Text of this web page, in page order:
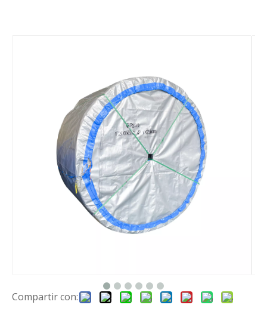
Compartir con: